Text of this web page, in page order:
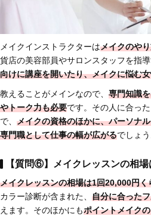
メイクインストラクターはメイクのや
貨店の美容部員やサロンスタッフを指導
向けに講座を開いたり、メイクに悩む
教えることがメインなので、 専門知識
やトーク力も必要です。その人に合っ
で、 メイクの資格のほかに、パーソナ
専門職として仕事の幅が広がるでしょう
【質問⑥】メイクレッスンの相
メイクレッスンの相場は1回20,000円く
カラー診断が含まれた、 自分に合った
えます。そのほかにもポイントメイク